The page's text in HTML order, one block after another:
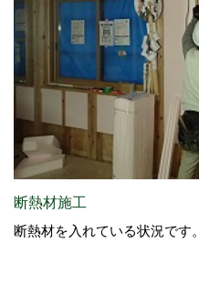
断熱材施工
断熱材を入れている状況です。